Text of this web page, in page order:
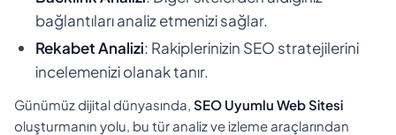
bağlantıları analiz etmenizi sağlar.
Rekabet Analizi: Rakiplerinizin SEO stratejilerini
incelemenizi olanak tanır.
Günümüz dijital dünyasında, SEO Uyumlu Web Sitesi
oluşturmanın yolu, bu tür analiz ve izleme araçlarından